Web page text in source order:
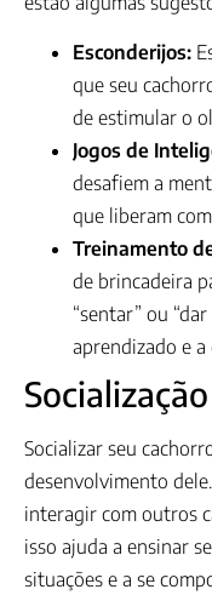
Esconderijos:
que seu
de estimular o
Jogos de
desafiem a
que liberam
Treinamento
de brincadeira
“sentar” ou
aprendizado e
Socializar seu
desenvolvimento
interagir com outros
isso ajuda a ensinar
situações e a se